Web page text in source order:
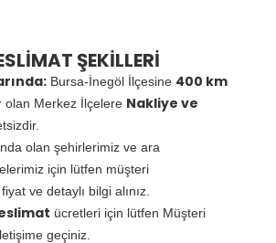
ŞEKİLLERİ
Bursa-İnegöl İlçesine 400 km
olan Merkez İlçelere Nakliye ve
olan şehirlerimiz ve ara
için lütfen müşteri
ve detaylı bilgi alınız.
ücretleri için lütfen Müşteri
geçiniz.